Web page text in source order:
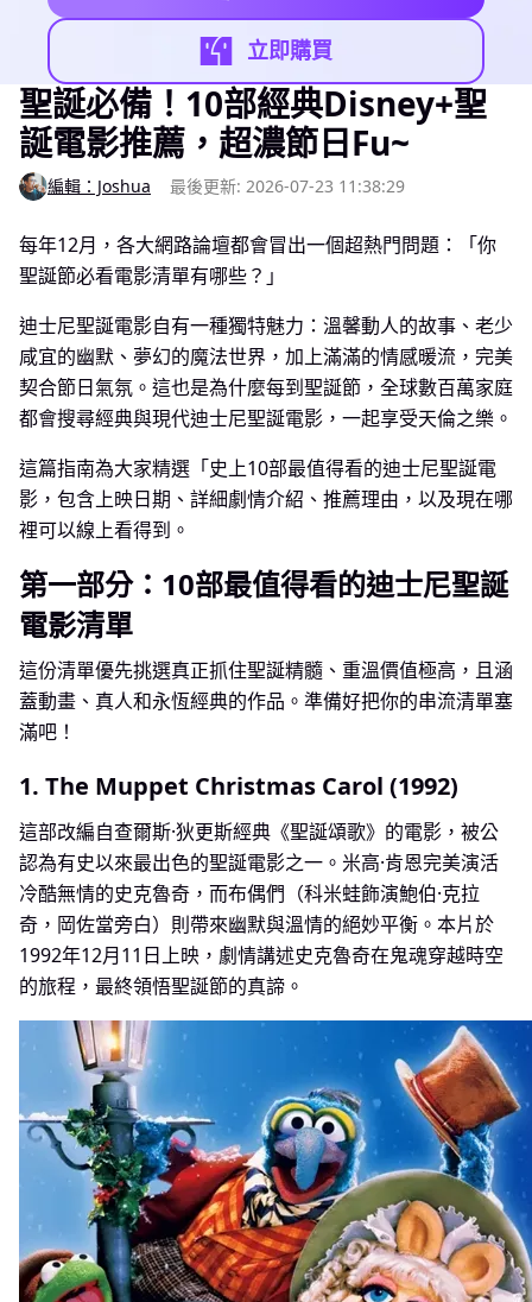
立即購買
聖誕必備！10部經典Disney+聖
誕電影推薦，超濃節日Fu~
編輯：Joshua 最後更新: 2026-07-23 11:38:29
每年12月，各大網路論壇都會冒出一個超熱門問題：「你
聖誕節必看電影清單有哪些？」
迪士尼聖誕電影自有一種獨特魅力：溫馨動人的故事、老少
咸宜的幽默、夢幻的魔法世界，加上滿滿的情感暖流，完美
契合節日氣氛。這也是為什麼每到聖誕節，全球數百萬家庭
都會搜尋經典與現代迪士尼聖誕電影，一起享受天倫之樂。
這篇指南為大家精選「史上10部最值得看的迪士尼聖誕電
影，包含上映日期、詳細劇情介紹、推薦理由，以及現在哪
裡可以線上看得到。
第一部分：10部最值得看的迪士尼聖誕
電影清單
這份清單優先挑選真正抓住聖誕精髓、重溫價值極高，且涵
蓋動畫、真人和永恆經典的作品。準備好把你的串流清單塞
滿吧！
1. The Muppet Christmas Carol (1992)
這部改編自查爾斯·狄更斯經典《聖誕頌歌》的電影，被公
認為有史以來最出色的聖誕電影之一。米高·肯恩完美演活
冷酷無情的史克魯奇，而布偶們（科米蛙飾演鮑伯·克拉
奇，岡佐當旁白）則帶來幽默與溫情的絕妙平衡。本片於
1992年12月11日上映，劇情講述史克魯奇在鬼魂穿越時空
的旅程，最終領悟聖誕節的真諦。